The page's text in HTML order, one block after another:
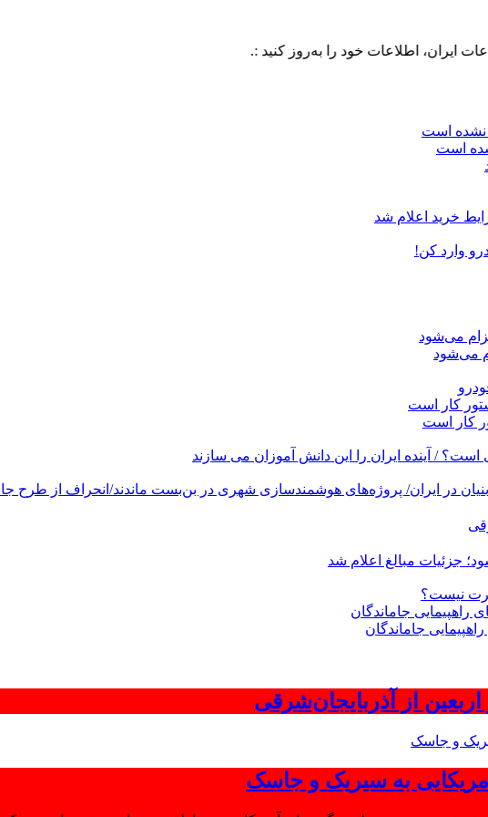
اطلاعات خود را به‌روز کنید :.
خرید اعلام شد
کار است
ایران/ پروژه‌های هوشمندسازی شهری در بن‌بست ماندند/انحراف از طرح جامع ۱۳۸۶ به کشور
جزئیات مبالغ اعلام شد
نیست؟
جاماندگان
به سیریک و جاسک